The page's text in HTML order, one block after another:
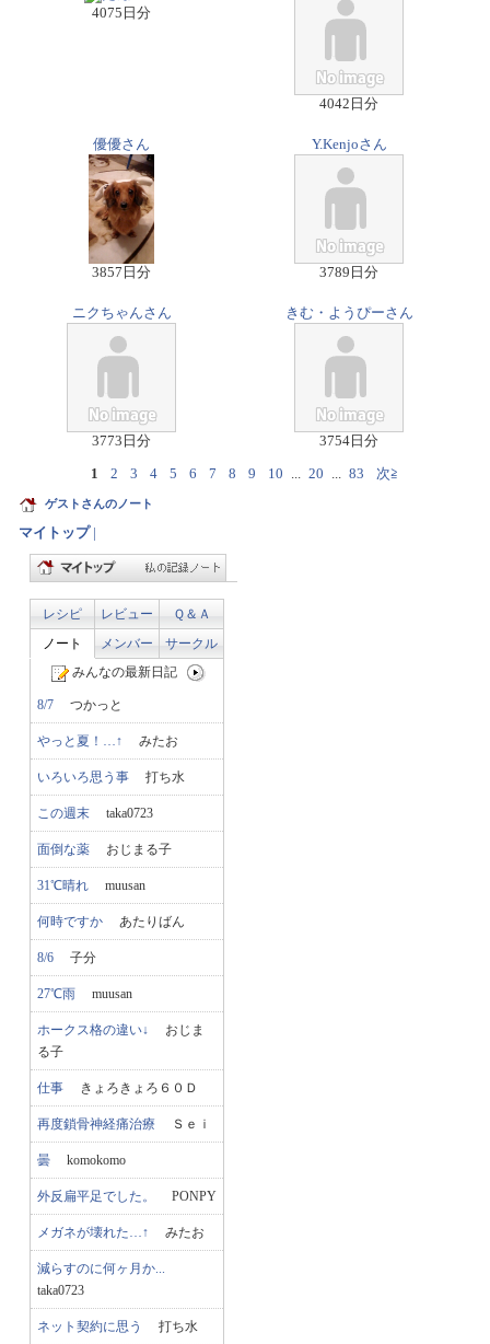
4075日分
4042日分
優優さん
3857日分
Y.Kenjoさん
3789日分
ニクちゃんさん
3773日分
きむ・ようぴーさん
3754日分
1 2 3 4 5 6 7 8 9 10 ... 20 ... 83 次≧
ゲストさんのノート
マイトップ|
レシピ レビュー
Ｑ＆Ａ
ノート
メンバー
サークル
みんなの最新日記
8/7 つかっと
やっと夏！…↑ みたお
いろいろ思う事 打ち水
この週末 taka0723
面倒な薬 おじまる子
31℃晴れ muusan
何時ですか あたりばん
8/6 子分
27℃雨 muusan
ホークス格の違い↓ おじま
る子
仕事 きょろきょろ６０Ｄ
再度鎖骨神経痛治療 Ｓｅｉ
曇 komokomo
外反扁平足でした。 PONPY
メガネが壊れた…↑ みたお
減らすのに何ヶ月か...
taka0723
ネット契約に思う 打ち水